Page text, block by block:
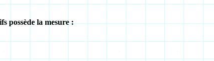
possède la mesure :